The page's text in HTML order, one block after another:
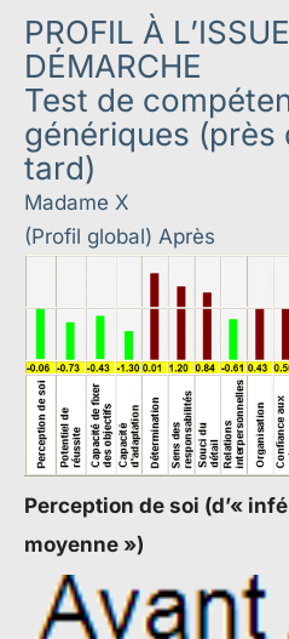
PROFIL À
DÉMARCHE
Test de
génériques (près
tard)
Madame X
(Profil global) Après
Perception de soi (d’«
moyenne »)